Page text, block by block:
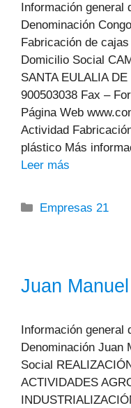
Información general
Denominación
Fabricación de
Domicilio Social
SANTA EULALIA
900503038 Fax –
Página Web
Actividad
plástico Más
Leer más
Categorías
Empresas 21
Juan
Información general
Denominación Juan
Social
ACTIVIDADES